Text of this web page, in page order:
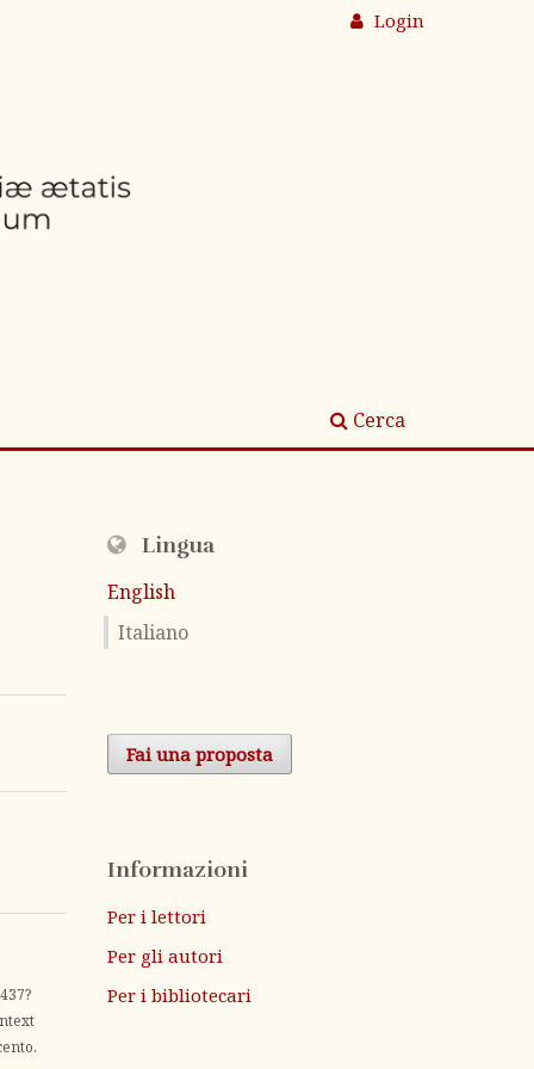
Cerca
Login
Lingua
English
Italiano
Fai una proposta
Informazioni
Per i lettori
Per gli autori
Per i bibliotecari